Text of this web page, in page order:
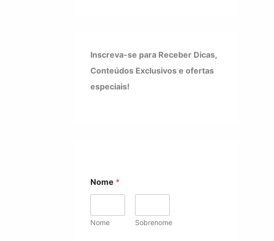
Inscreva-se para Receber Dicas,
Conteúdos Exclusivos e ofertas
especiais!
Nome *
Nome Sobrenome